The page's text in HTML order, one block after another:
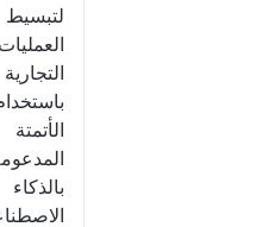
لتبسيط
العمليات
التجارية
الأتمتة
بالذكاء